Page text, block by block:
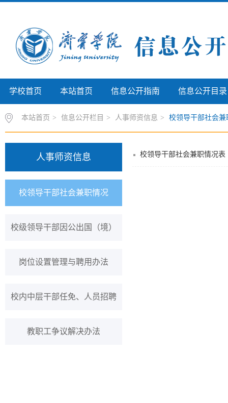
学校首页 本站首页 信息公开指南 信息公开目录
本站首页 > 信息公开栏目 > 人事师资信息 > 校领导干部社会兼
人事师资信息
校领导干部社会兼职情况
校级领导干部因公出国（境）
岗位设置管理与聘用办法
校内中层干部任免、人员招聘
教职工争议解决办法
校领导干部社会兼职情况表